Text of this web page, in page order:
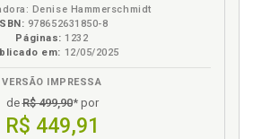
Denise Hammerschmidt
978652631850-8
Páginas: 1232
em: 12/05/2025
VERSÃO IMPRESSA
deR$ 499,90* por
R$ 449,91